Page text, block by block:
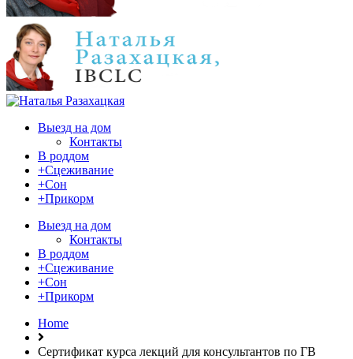
Выезд на дом
Контакты
В роддом
+Сцеживание
+Сон
+Прикорм
Выезд на дом
Контакты
В роддом
+Сцеживание
+Сон
+Прикорм
Home
Сертификат курса лекций для консультантов по ГВ